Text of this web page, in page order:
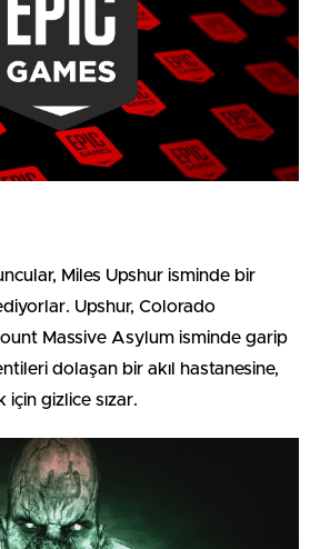
Miles Upshur isminde bir
Upshur, Colorado
Massive Asylum isminde garip
dolaşan bir akıl hastanesine,
için gizlice sızar.